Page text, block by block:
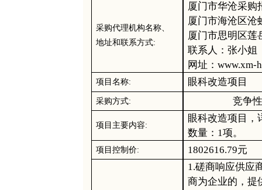
采购代理机构名称、
地址和联系方式:
厦门市华沧采购
厦门市海沧区沧
厦门市思明区莲
联系人 ：张小姐
网址： www.xm-
项目名称: 眼科改造项目
采购方式: 竞争
项目主要内容:
眼科改造项目，
数量： 1项。
项目 控制 价: 1802616.79元
1.磋商响应供应
商为企业的，提